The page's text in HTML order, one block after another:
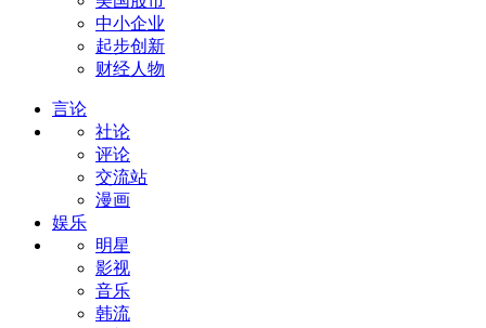
中小企业
起步创新
财经人物
言论
社论
评论
交流站
漫画
娱乐
明星
影视
音乐
韩流